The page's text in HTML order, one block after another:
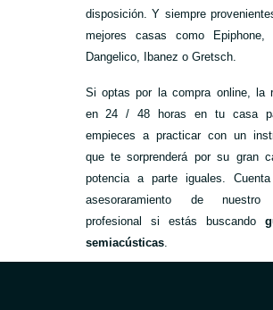
disposición. Y siempre
mejores casas como Epiphone,
Dangelico, Ibanez o Gretsch.
Si optas por la compra online, la
en 24 / 48 horas en tu casa
empieces a practicar con un
que te sorprenderá por su gran
potencia a parte iguales.
asesoraramiento de nuestro
profesional si estás buscando
semiacústicas.